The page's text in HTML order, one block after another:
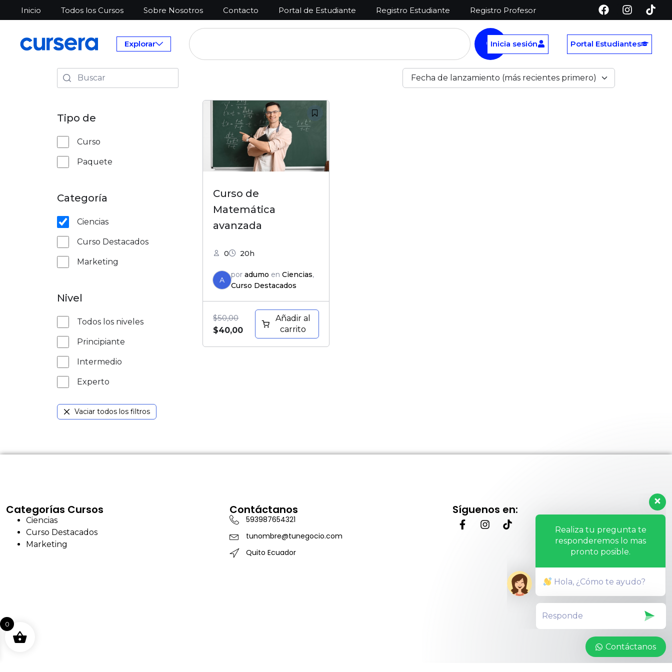
Inicio Todos los Cursos Sobre Nosotros Contacto Portal de Estudiante Registro Estudiante Registro Profesor
Explorar Inicia sesión Portal Estudiantes
Tipo de
Curso
Paquete
Categoría
Ciencias
Curso Destacados
Marketing
Nivel
Todos los niveles
Principiante
Intermedio
Experto
Vaciar todos los filtros
Fecha de lanzamiento (más recientes primero)
Curso de
Matemática
avanzada
0 20h
A
por adumo en Ciencias,
Curso Destacados
$50,00
$40,00
Añadir al
carrito
Categorías Cursos
Ciencias
Curso Destacados
Marketing
Contáctanos
593987654321
tunombre@tunegocio.com
Quito Ecuador
Síguenos en:
0
Realiza tu pregunta te
responderemos lo mas
pronto posible.
Hola, ¿Cómo te ayudo?
Contáctanos